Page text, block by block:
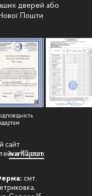
дверей або
Пошти
сайт
Карпат:
ivan10.com
смт.